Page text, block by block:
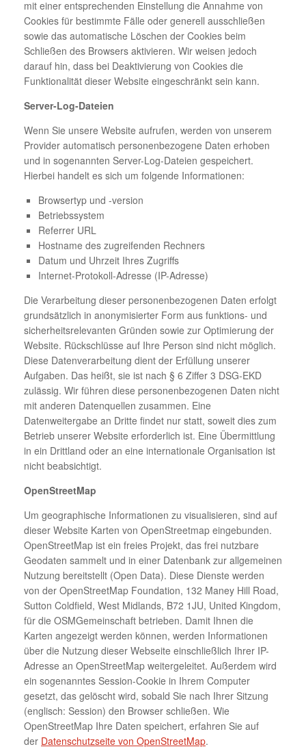
mit einer entsprechenden Einstellung die Annahme von
Cookies für bestimmte Fälle oder generell ausschließen
sowie das automatische Löschen der Cookies beim
Schließen des Browsers aktivieren. Wir weisen jedoch
darauf hin, dass bei Deaktivierung von Cookies die
Funktionalität dieser Website eingeschränkt sein kann.
Server-Log-Dateien
Wenn Sie unsere Website aufrufen, werden von unserem
Provider automatisch personenbezogene Daten erhoben
und in sogenannten Server-Log-Dateien gespeichert.
Hierbei handelt es sich um folgende Informationen:
Browsertyp und -version
Betriebssystem
Referrer URL
Hostname des zugreifenden Rechners
Datum und Uhrzeit Ihres Zugriffs
Internet-Protokoll-Adresse (IP-Adresse)
Die Verarbeitung dieser personenbezogenen Daten erfolgt
grundsätzlich in anonymisierter Form aus funktions- und
sicherheitsrelevanten Gründen sowie zur Optimierung der
Website. Rückschlüsse auf Ihre Person sind nicht möglich.
Diese Datenverarbeitung dient der Erfüllung unserer
Aufgaben. Das heißt, sie ist nach § 6 Ziffer 3 DSG-EKD
zulässig. Wir führen diese personenbezogenen Daten nicht
mit anderen Datenquellen zusammen. Eine
Datenweitergabe an Dritte findet nur statt, soweit dies zum
Betrieb unserer Website erforderlich ist. Eine Übermittlung
in ein Drittland oder an eine internationale Organisation ist
nicht beabsichtigt.
OpenStreetMap
Um geographische Informationen zu visualisieren, sind auf
dieser Website Karten von OpenStreetmap eingebunden.
OpenStreetMap ist ein freies Projekt, das frei nutzbare
Geodaten sammelt und in einer Datenbank zur allgemeinen
Nutzung bereitstellt (Open Data). Diese Dienste werden
von der OpenStreetMap Foundation, 132 Maney Hill Road,
Sutton Cold­field, West Midlands, B72 1JU, United Kingdom,
für die OSM­Gemeinschaft betrieben. Damit Ihnen die
Karten angezeigt werden können, werden Informationen
über die Nutzung dieser Webseite einschließlich Ihrer IP-
Adresse an OpenStreetMap weitergeleitet. Außerdem wird
ein sogenanntes Session-Cookie in Ihrem Computer
gesetzt, das gelöscht wird, sobald Sie nach Ihrer Sitzung
(englisch: Session) den Browser schließen. Wie
OpenStreetMap Ihre Daten speichert, erfahren Sie auf
der Datenschutzseite von OpenStreetMap.